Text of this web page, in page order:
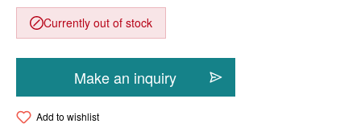
Currently out of stock
Make an inquiry
Add to wishlist